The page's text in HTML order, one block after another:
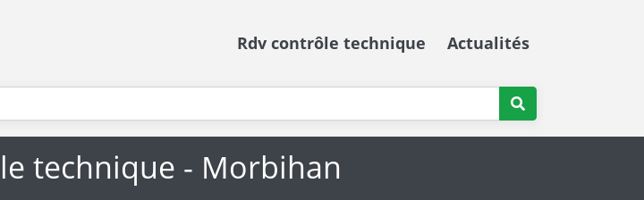
Rdv contrôle technique Actualités
technique - Morbihan